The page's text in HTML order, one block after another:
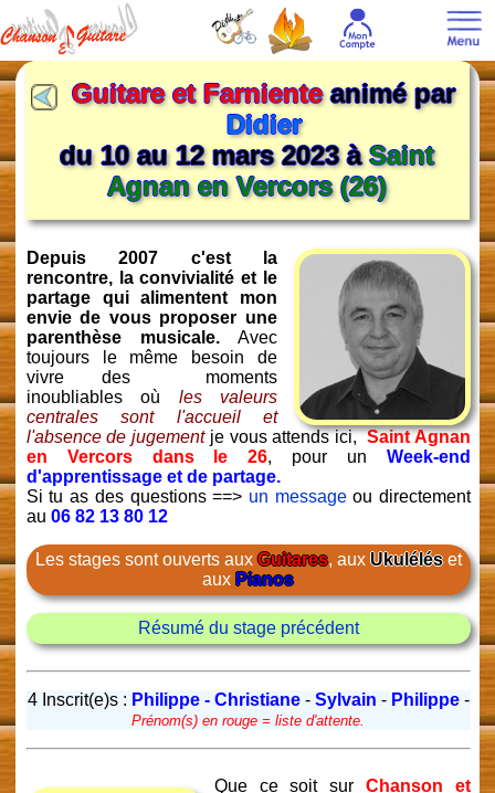
Guitare et Farnienteanimé par
Didier
du 10 au 12 mars 2023 àSaint
Agnan en Vercors (26)
Depuis 2007 c'est la
rencontre, la convivialité et le
partage qui alimentent mon
envie de vous proposer une
parenthèse musicale.Avec
toujours le même besoin de
vivre des moments
inoubliables où les valeurs
centrales sont l'accueil et
l'absence de jugementje vous attends ici,Saint Agnan
en Vercors dans le 26, pour un Week-end
d'apprentissage et de partage.
Si tu as des questions ==> un messageou directement
au 06 82 13 80 12
Les stages sont ouverts auxGuitares, aux Ukuléléset
aux Pianos
Résumé du stage précédent
4 Inscrit(e)s : Philippe - Christiane- Sylvain - Philippe-
Prénom(s) en rouge = liste d'attente.
Que ce soit surChanson et